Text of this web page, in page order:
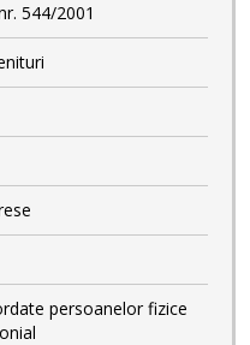
544/2001
persoanelor fizice